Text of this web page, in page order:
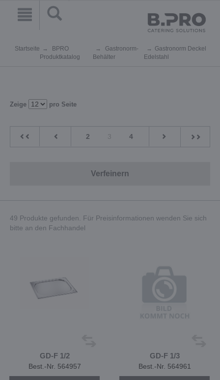
Startseite
BPRO
Produktkatalog
Gastronorm-
Behälter
Gastronorm Deckel
Edelstahl
Zeige pro Seite
2 3 4
Verfeinern
49 Produkte gefunden. Für Preisinformationen wenden Sie sich
bitte an den Fachhandel
GD-F 1/2
Best.-Nr. 564957
GD-F 1/3
Best.-Nr. 564961